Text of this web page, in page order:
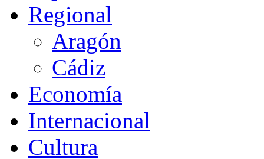
Regional
Aragón
Cádiz
Economía
Internacional
Cultura